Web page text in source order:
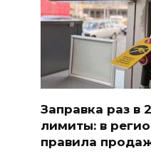
Заправка раз в
лимиты: в
правила